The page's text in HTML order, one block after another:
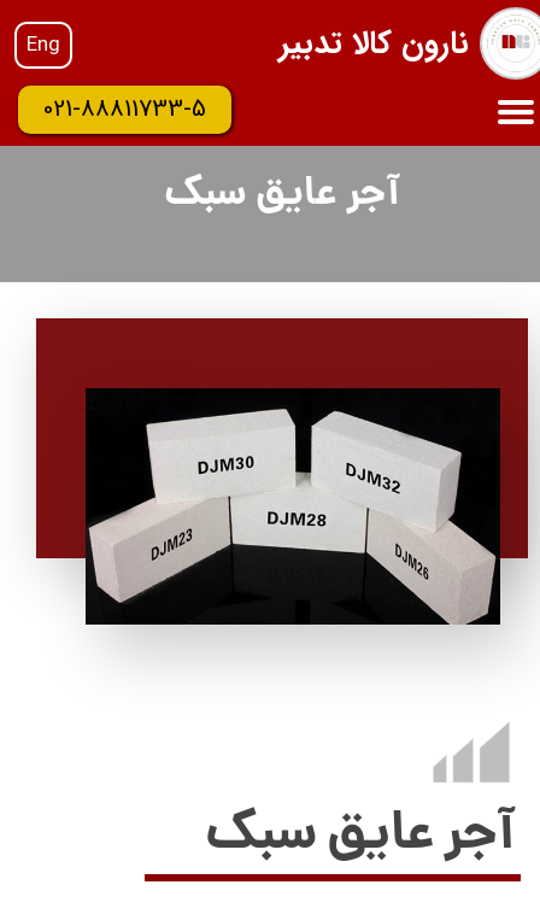
Eng
021-88811733-5
نارون کالا تدبیر
آجر عایق سبک
آجر عایق سبک